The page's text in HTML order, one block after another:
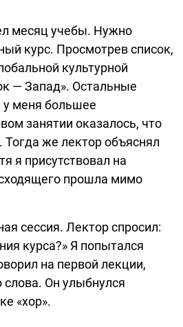
месяц учебы. Нужно
курс. Просмотрев список,
культурной
— Запад». Остальные
меня большее
занятии оказалось, что
Тогда же лектор объяснял
я присутствовал на
прошла мимо
сессия. Лектор спросил:
курса?» Я попытался
на первой лекции,
слова. Он улыбнулся
«хор».